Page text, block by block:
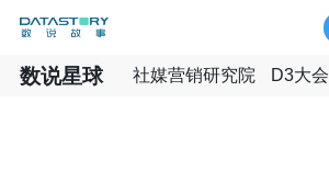
数说星球 社媒营销研究院 D3大会